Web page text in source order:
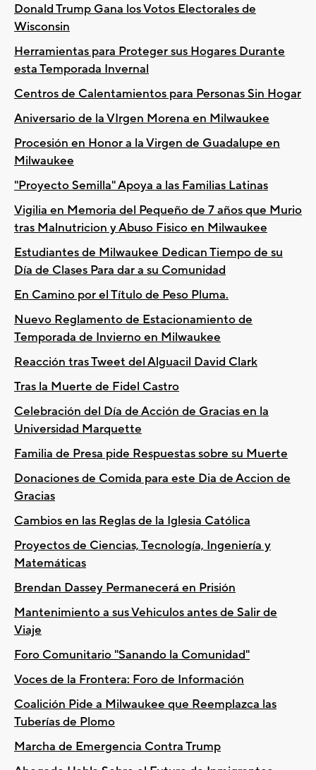
Donald Trump Gana los Votos Electorales de
Wisconsin
Herramientas para Proteger sus Hogares Durante
esta Temporada Invernal
Centros de Calentamientos para Personas Sin Hogar
Aniversario de la VIrgen Morena en Milwaukee
Procesión en Honor a la Virgen de Guadalupe en
Milwaukee
"Proyecto Semilla" Apoya a las Familias Latinas
Vigilia en Memoria del Pequeño de 7 años que Murio
tras Malnutricion y Abuso Fisico en Milwaukee
Estudiantes de Milwaukee Dedican Tiempo de su
Día de Clases Para dar a su Comunidad
En Camino por el Título de Peso Pluma.
Nuevo Reglamento de Estacionamiento de
Temporada de Invierno en Milwaukee
Reacción tras Tweet del Alguacil David Clark
Tras la Muerte de Fidel Castro
Celebración del Día de Acción de Gracias en la
Universidad Marquette
Familia de Presa pide Respuestas sobre su Muerte
Donaciones de Comida para este Dia de Accion de
Gracias
Cambios en las Reglas de la Iglesia Católica
Proyectos de Ciencias, Tecnología, Ingeniería y
Matemáticas
Brendan Dassey Permanecerá en Prisión
Mantenimiento a sus Vehiculos antes de Salir de
Viaje
Foro Comunitario "Sanando la Comunidad"
Voces de la Frontera: Foro de Información
Coalición Pide a Milwaukee que Reemplazca las
Tuberías de Plomo
Marcha de Emergencia Contra Trump